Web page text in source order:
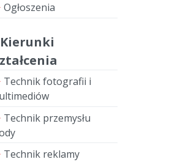
Ogłoszenia
Kierunki
Technik fotografii i
Technik przemysłu
Technik reklamy